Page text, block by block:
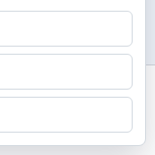
Uy Perdón